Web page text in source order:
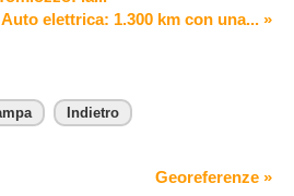
elettrica: 1.300 km con una... »
Indietro
Georeferenze »